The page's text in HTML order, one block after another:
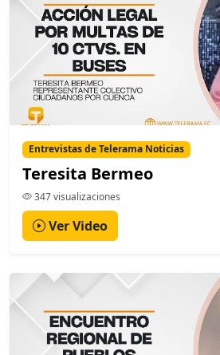
Entrevistas de Telerama Noticias
Teresita Bermeo
347 visualizaciones
Ver Video